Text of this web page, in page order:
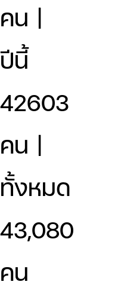
คน |
ปีนี้
42603
คน |
ทั้งหมด
43,080
คน